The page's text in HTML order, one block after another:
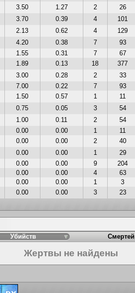
3.50 1.27 2 26
3.70 0.39 4 101
2.13 0.62 4 129
4.20 0.38 7 93
1.55 0.31 7 67
1.89 0.13 18 377
3.00 0.28 2 33
7.00 0.22 7 93
1.50 0.57 1 11
0.75 0.05 3 54
1.00 0.11 2 54
0.00 0.00 1 11
0.00 0.00 2 40
0.00 0.00 1 29
0.00 0.00 9 204
0.00 0.00 4 63
0.00 0.00 1 3
0.00 0.00 3 23
Убийств Смертей
Жертвы не найдены